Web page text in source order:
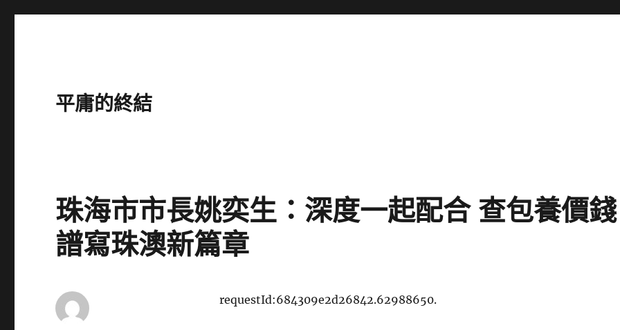
平庸的終結
珠海市市長姚奕生：深度一起配合 查包養價錢
譜寫珠澳新篇章
requestId:684309e2d26842.62988650.